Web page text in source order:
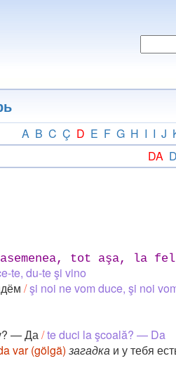
A B C Ç D E F G H I I J
DA
tot aşa, la fel
te, du-te şi vino
/şi noi ne vom duce, şi noi
— Да/te duci la şcoală? — Da
var (gölgä) загадка и у тебя